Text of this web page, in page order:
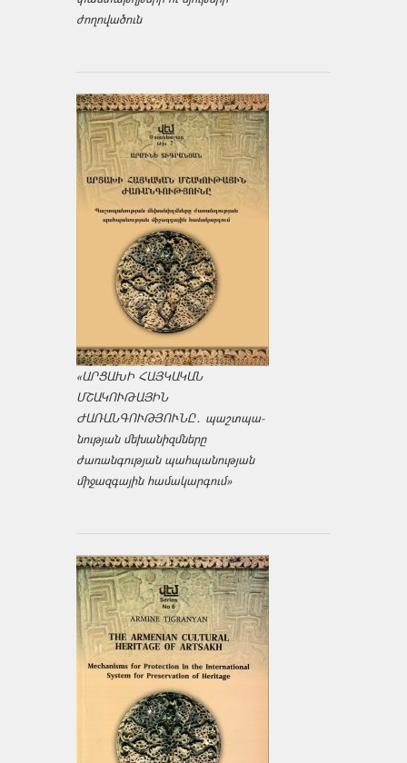
ժողովածուն
«ԱՐՑԱԽԻ ՀԱՅԿԱԿԱՆ
ՄՇԱԿՈՒԹԱՅԻՆ
ԺԱՌԱՆԳՈՒԹՅՈՒՆԸ․ պաշտպա­
նության մեխանիզմները
ժառանգության պահպանության
միջազ­գային համակարգում»